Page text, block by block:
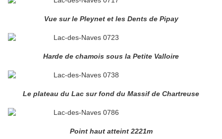
Vue sur le Pleynet et les Dents de Pipay
Harde de chamois sous la Petite Valloire
Le plateau du Lac sur fond du Massif de Chartreuse
Point haut atteint 2221m